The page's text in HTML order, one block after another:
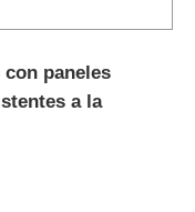
paneles
a la